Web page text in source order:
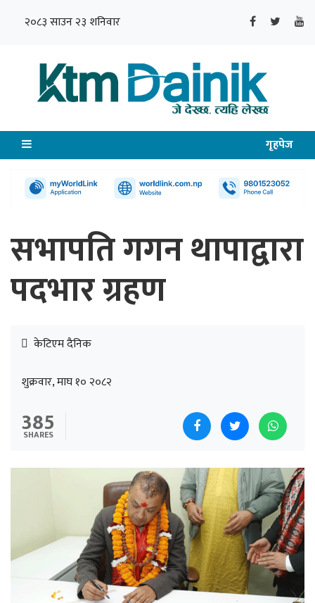
२०८३ साउन २३ शनिवार
गृहपेज
सभापति गगन थापाद्वारा
पदभार ग्रहण
केटिएम दैनिक
शुक्रवार, माघ १० २०८२
385
SHARES